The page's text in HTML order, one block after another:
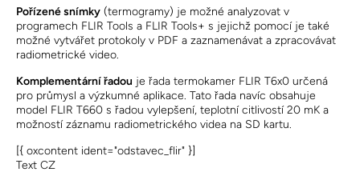
Pořízené snímky (termogramy) je možné analyzovat v
programech FLIR Tools a FLIR Tools+ s jejichž pomocí je také
možné vytvářet protokoly v PDF a zaznamenávat a zpracovávat
radiometrické video.
Komplementární řadou je řada termokamer FLIR T6x0 určená
pro průmysl a výzkumné aplikace. Tato řada navíc obsahuje
model FLIR T660 s řadou vylepšení, teplotní citlivostí 20 mK a
možností záznamu radiometrického videa na SD kartu.
[{ oxcontent ident="odstavec_flir" }]
Text CZ